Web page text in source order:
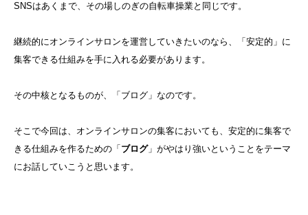
SNSはあくまで、その場しのぎの自転車操業と同じです。
継続的にオンラインサロンを運営していきたいのなら、「安定的」に
集客できる仕組みを手に入れる必要があります。
その中核となるものが、「ブログ」なのです。
そこで今回は、オンラインサロンの集客においても、安定的に集客で
きる仕組みを作るための「 ブログ」がやはり強いということをテーマ
にお話していこうと思います。